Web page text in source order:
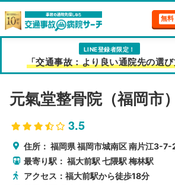
無料
LINE登録者限定！
「交通事故：より良い通院先の選び
元氣堂整骨院（福岡市）
3.5
住所：福岡県福岡市城南区南片江3-7-
最寄り駅：福大前駅 七隈駅 梅林駅
アクセス：福大前駅から徒歩18分